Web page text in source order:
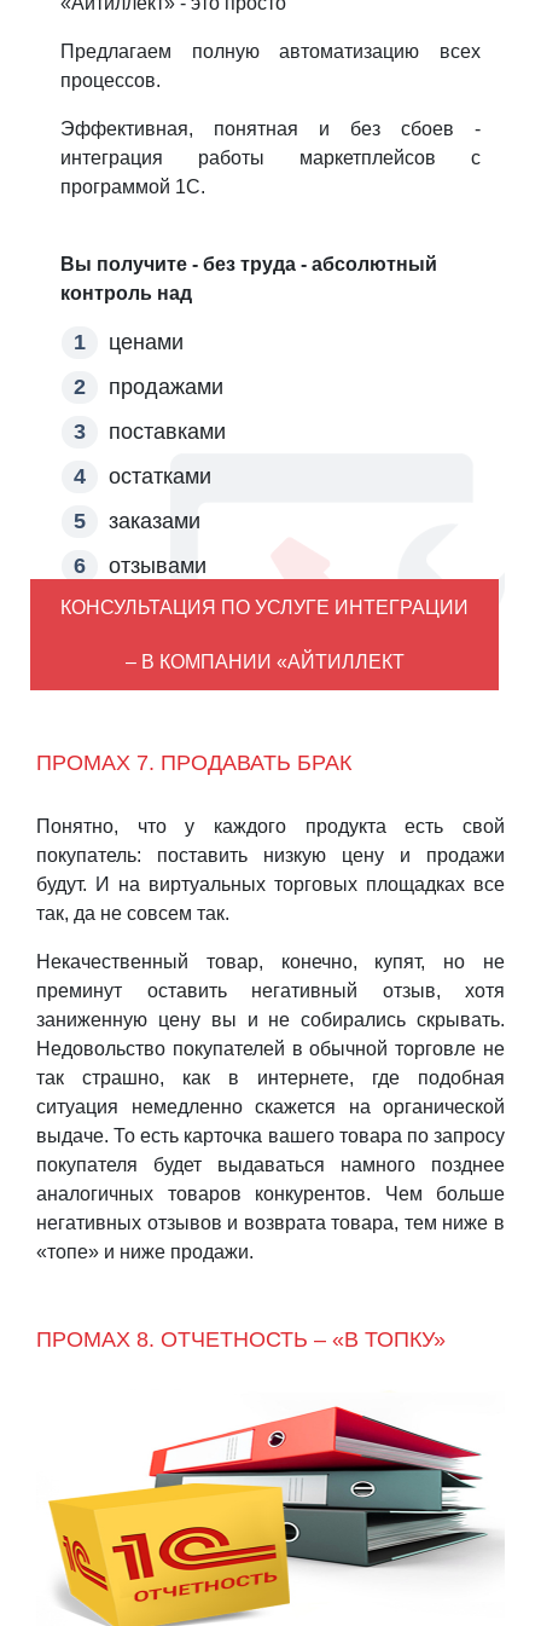
Предлагаем полную автоматизацию всех
процессов.
Эффективная, понятная и без сбоев -
интеграция работы маркетплейсов с
программой 1С.
Вы получите - без труда - абсолютный
контроль над
ценами
продажами
поставками
остатками
заказами
отзывами
КОНСУЛЬТАЦИЯ ПО УСЛУГЕ ИНТЕГРАЦИИ
– В КОМПАНИИ «АЙТИЛЛЕКТ
ПРОМАХ 7. ПРОДАВАТЬ БРАК
Понятно, что у каждого продукта есть свой
покупатель: поставить низкую цену и продажи
будут. И на виртуальных торговых площадках все
так, да не совсем так.
Некачественный товар, конечно, купят, но не
преминут оставить негативный отзыв, хотя
заниженную цену вы и не собирались скрывать.
Недовольство покупателей в обычной торговле не
так страшно, как в интернете, где подобная
ситуация немедленно скажется на органической
выдаче. То есть карточка вашего товара по запросу
покупателя будет выдаваться намного позднее
аналогичных товаров конкурентов. Чем больше
негативных отзывов и возврата товара, тем ниже в
«топе» и ниже продажи.
ПРОМАХ 8. ОТЧЕТНОСТЬ – «В ТОПКУ»